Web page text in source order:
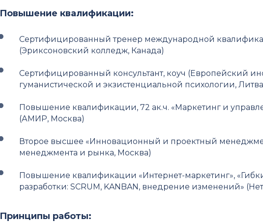
Принципы работы:
Повышение квалификации:
Сертифицированный тренер международной
(Эриксоновский колледж, Канада)
Сертифицированный консультант, коуч (Европейский
гуманистической и экзистенциальной психологии,
Повышение квалификации, 72 ак.ч. «Маркетинг и
(АМИР, Москва)
Второе высшее «Инновационный и проектный
менеджмента и рынка, Москва)
Повышение квалификации «Интернет-маркетинг»,
разработки: SCRUM, KANBAN, внедрение изменений»